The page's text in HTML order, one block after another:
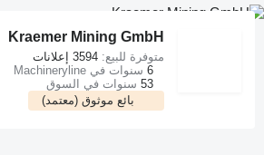
Kraemer Mining GmbH
بائع موثوق (معتمد)
متوفرة للبيع: 3594 إعلانات
6 سنوات في Machineryline
53 سنوات في السوق